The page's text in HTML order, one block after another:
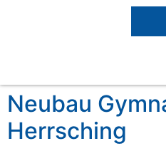
Neubau
Herrsching